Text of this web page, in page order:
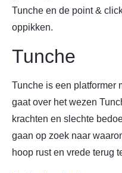
Tunche en de point &
oppikken.
Tunche
Tunche is een platformer
gaat over het wezen
krachten en slechte
gaan op zoek naar
hoop rust en vrede terug